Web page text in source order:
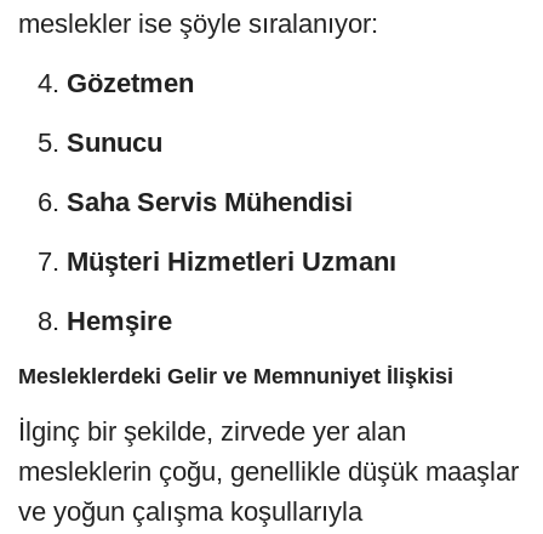
meslekler ise şöyle sıralanıyor:
Gözetmen
Sunucu
Saha Servis Mühendisi
Müşteri Hizmetleri Uzmanı
Hemşire
Mesleklerdeki Gelir ve Memnuniyet İlişkisi
İlginç bir şekilde, zirvede yer alan
mesleklerin çoğu, genellikle düşük maaşlar
ve yoğun çalışma koşullarıyla